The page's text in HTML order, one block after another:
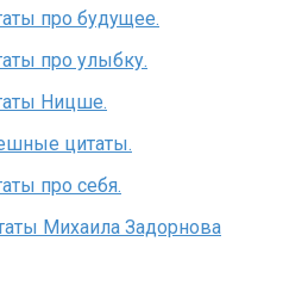
про будущее.
про улыбку.
Ницше.
цитаты.
про себя.
Михаила Задорнова